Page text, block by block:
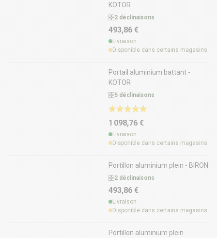
KOTOR
2 déclinaisons
493,86 €
Livraison
Disponible dans certains magasins
Portail aluminium battant -
KOTOR
5 déclinaisons
1 098,76 €
Livraison
Disponible dans certains magasins
Portillon aluminium plein - BIRON
2 déclinaisons
493,86 €
Livraison
Disponible dans certains magasins
Portillon aluminium plein